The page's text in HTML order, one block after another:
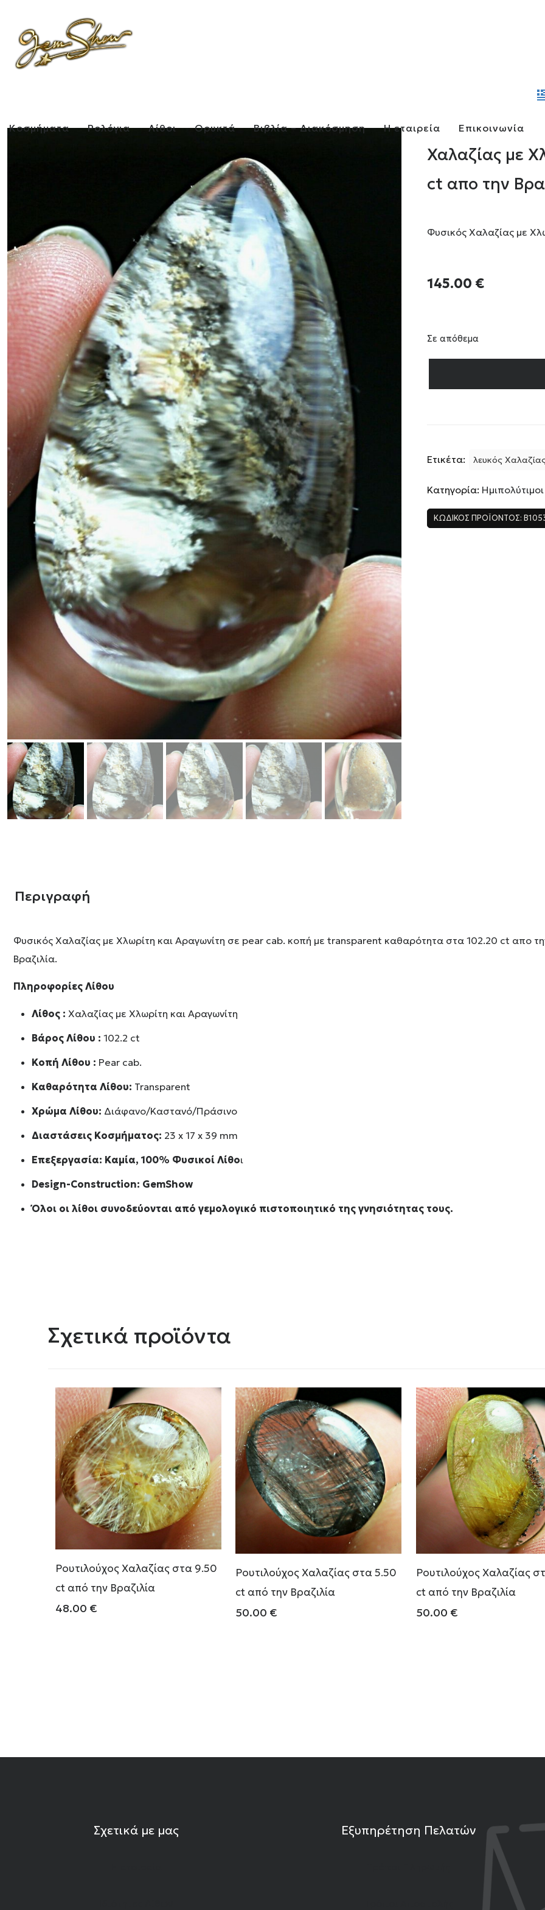
Κοσμήματα Ρολόγια Λίθοι Ορυκτά Βιβλία – Διακόσμηση Η εταιρεία Επικοινωνία
Χαλαζίας με
ct απο την
Φυσικός Χαλαζίας με
145.00 €
Σε απόθεμα
Ετικέτα: λευκός
Κατηγορία: Ημιπολύτιμοι
ΚΩΔΙΚΌΣ ΠΡΟΪΌΝΤΟΣ:
Περιγραφή
Φυσικός Χαλαζίας με Χλωρίτη και Αραγωνίτη σε pear cab. κοπή με transparent καθαρότητα στα 102.20 ct απο
Βραζιλία.
Πληροφορίες Λίθου
Λίθος : Χαλαζίας με Χλωρίτη και Αραγωνίτη
Βάρος Λίθου : 102.2 ct
Κοπή Λίθου : Pear cab.
Καθαρότητα Λίθου: Transparent
Χρώμα Λίθου: Διάφανο/Καστανό/Πράσινο
Διαστάσεις Κοσμήματος: 23 x 17 x 39 mm
Επεξεργασία: Καμία, 100% Φυσικοί Λίθοι
Design-Construction: GemShow
Όλοι οι λίθοι συνοδεύονται από γεμολογικό πιστοποιητικό της γνησιότητας τους.
Σχετικά προϊόντα
Ρουτιλούχος Χαλαζίας στα 9.50
ct από την Βραζιλία
48.00 €
Ρουτιλούχος Χαλαζίας στα 5.50
ct από την Βραζιλία
50.00 €
Ρουτιλούχος Χαλαζίας
ct από την Βραζιλία
50.00 €
Σχετικά με μας Εξυπηρέτηση Πελατών